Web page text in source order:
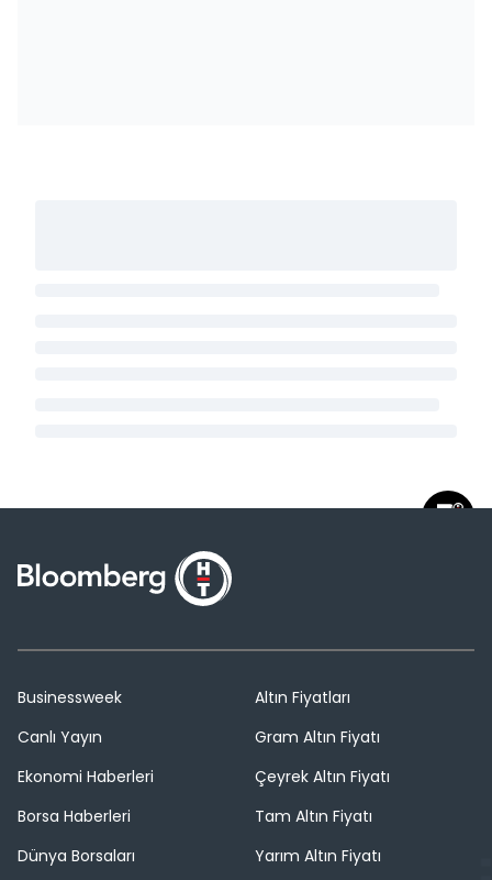
Businessweek
Canlı Yayın
Ekonomi Haberleri
Borsa Haberleri
Dünya Borsaları
Altın Fiyatları
Gram Altın Fiyatı
Çeyrek Altın Fiyatı
Tam Altın Fiyatı
Yarım Altın Fiyatı